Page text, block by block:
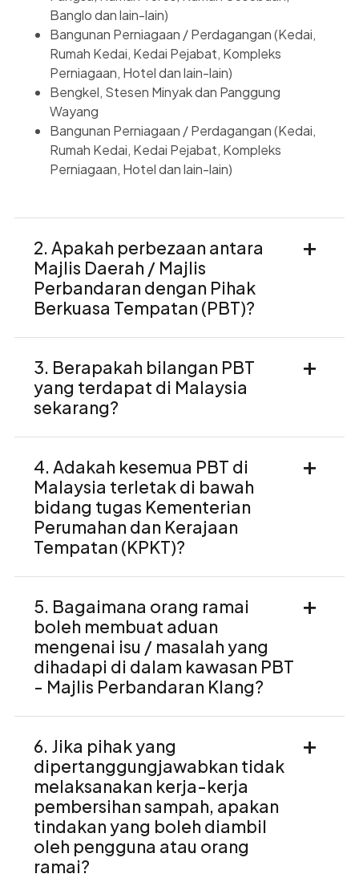
Banglo dan lain-lain)
Bangunan Perniagaan / Perdagangan (Kedai,
Rumah Kedai, Kedai Pejabat, Kompleks
Perniagaan, Hotel dan lain-lain)
Bengkel, Stesen Minyak dan Panggung
Wayang
Bangunan Perniagaan / Perdagangan (Kedai,
Rumah Kedai, Kedai Pejabat, Kompleks
Perniagaan, Hotel dan lain-lain)
2. Apakah perbezaan antara
Majlis Daerah / Majlis
Perbandaran dengan Pihak
Berkuasa Tempatan (PBT)?
3. Berapakah bilangan PBT
yang terdapat di Malaysia
sekarang?
4. Adakah kesemua PBT di
Malaysia terletak di bawah
bidang tugas Kementerian
Perumahan dan Kerajaan
Tempatan (KPKT)?
5. Bagaimana orang ramai
boleh membuat aduan
mengenai isu / masalah yang
dihadapi di dalam kawasan PBT
- Majlis Perbandaran Klang?
6. Jika pihak yang
dipertanggungjawabkan tidak
melaksanakan kerja-kerja
pembersihan sampah, apakan
tindakan yang boleh diambil
oleh pengguna atau orang
ramai?